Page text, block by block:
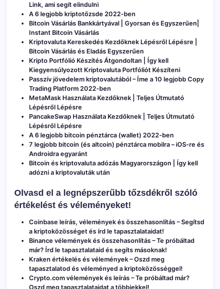
Link, ami segít elindulni
A 6 legjobb kriptotőzsde 2022-ben
Bitcoin Vásárlás Bankkártyával | Gyorsan és Egyszerűen|
Instant Bitcoin Vásárlás
Kriptovaluta Kereskedés Kezdőknek Lépésről Lépésre |
Bitcoin Vásárlás és Eladás Egyszerűen
Kripto Portfólió Készítés Átgondoltan | Így kell
Kiegyensúlyozott Kriptovaluta Portfóliót Készíteni
Passzív jövedelem kriptovalutából – Íme a 10 legjobb Copy
Trading Platform 2022-ben
MetaMask Használata Kezdőknek | Teljes Útmutató
Lépésről Lépésre
PancakeSwap Használata Kezdőknek | Teljes Útmutató
Lépésről Lépésre
A 6 legjobb bitcoin pénztárca (wallet) 2022-ben
7 legjobb bitcoin (és altcoin) pénztárca mobilra – iOS-re és
Androidra egyaránt
Bitcoin és kriptovaluta adózás Magyarországon | Így kell
adózni a kriptovaluták után
Olvasd el a legnépszerűbb tőzsdékről szóló
értékelést és véleményeket!
Coinbase leírás, vélemények és összehasonlítás – Segítsd
a kriptoközösséget és írd le tapasztalataidat!
Binance vélemények és összehasonlítás – Te próbáltad
már? Írd le tapasztalataid és segíts másoknak!
Kraken értékelés és vélemények – Oszd meg
tapasztalatod és véleményed a kriptoközösséggel!
Crypto.com vélemények és leírás – Te próbáltad már?
Oszd meg tapasztalataidat a többiekkel!